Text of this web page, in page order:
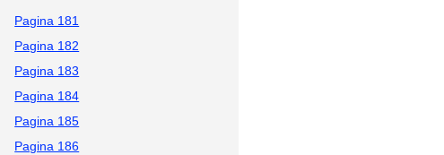
Pagina 181
Pagina 182
Pagina 183
Pagina 184
Pagina 185
Pagina 186